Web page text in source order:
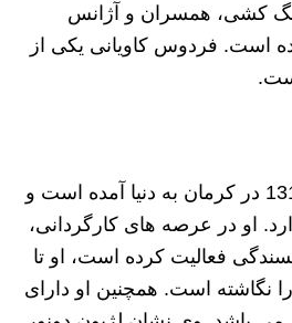
سگ کشی، همسران و آژانس
است. فردوس کاویانی یکی از
پری صابری در سال 1311 در کرمان به دنیا آمده است و
90 سال دارد. او در عرصه های کارگردانی،
فعالیت کرده است، او تا
نگاشته است. همچنین او دارای